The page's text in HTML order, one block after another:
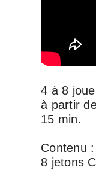
4 à 8
à partir
15 min.
Contenu
8 jetons